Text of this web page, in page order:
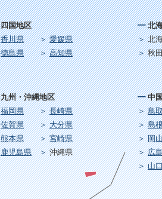
九州・沖縄地区
福岡県
長崎県
佐賀県
大分県
熊本県
宮崎県
鹿児島県
沖縄県
北
北
秋
中
鳥
島
岡
広
山
四国地区
香川県
愛媛県
徳島県
高知県